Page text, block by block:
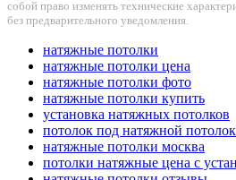
собой право изменять технические
без предварительного уведомления.
натяжные потолки
натяжные потолки цена
натяжные потолки фото
натяжные потолки купить
установка натяжных потолков
потолок под натяжной потолок
натяжные потолки москва
потолки натяжные цена с